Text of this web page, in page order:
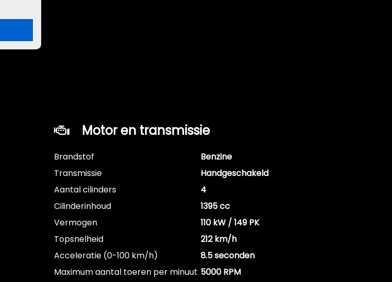
Motor en transmissie
Brandstof
Benzine
Transmissie
Handgeschakeld
Aantal cilinders
4
Cilinderinhoud
1395 cc
Vermogen
110 kW / 149 PK
Topsnelheid
212 km/h
Acceleratie (0-100 km/h)
8.5 seconden
Maximum aantal toeren per minuut 5000 RPM